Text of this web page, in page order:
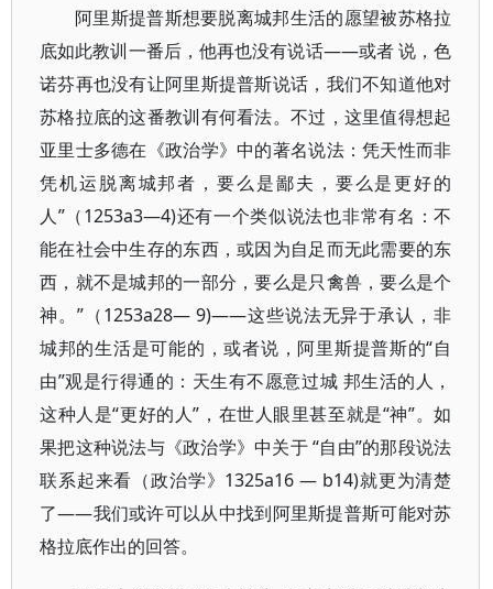
阿里斯提普斯想要脱离城邦生活的愿望被苏格拉
底如此教训一番后，他再也没有说话——或者 说，色
诺芬再也没有让阿里斯提普斯说话，我们不知道他对
苏格拉底的这番教训有何看法。不过，这里值得想起
亚里士多德在《政治学》中的著名说法：凭天性而非
凭机运脱离城邦者，要么是鄙夫，要么是更好的
人”（1253a3—4)还有一个类似说法也非常有名：不
能在社会中生存的东西，或因为自足而无此需要的东
西，就不是城邦的一部分，要么是只禽兽，要么是个
神。”（1253a28— 9)——这些说法无异于承认，非
城邦的生活是可能的，或者说，阿里斯提普斯的“自
由”观是行得通的：天生有不愿意过城 邦生活的人，
这种人是“更好的人”，在世人眼里甚至就是“神”。如
果把这种说法与《政治学》中关于 “自由”的那段说法
联系起来看（政治学》1325a16 — b14)就更为清楚
了——我们或许可以从中找到阿里斯提普斯可能对苏
格拉底作出的回答。